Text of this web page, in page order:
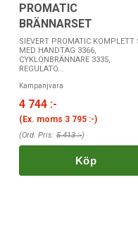
PROMATIC
BRÄNNARSET
SIEVERT PROMATIC KOMPLETT
MED HANDTAG 3366,
CYKLONBRÄNNARE 3335,
REGULATO...
Kampanjvara
4 744 :-
(Ex. moms 3 795 :-)
(Ord. Pris: 5 413 :-)
Köp